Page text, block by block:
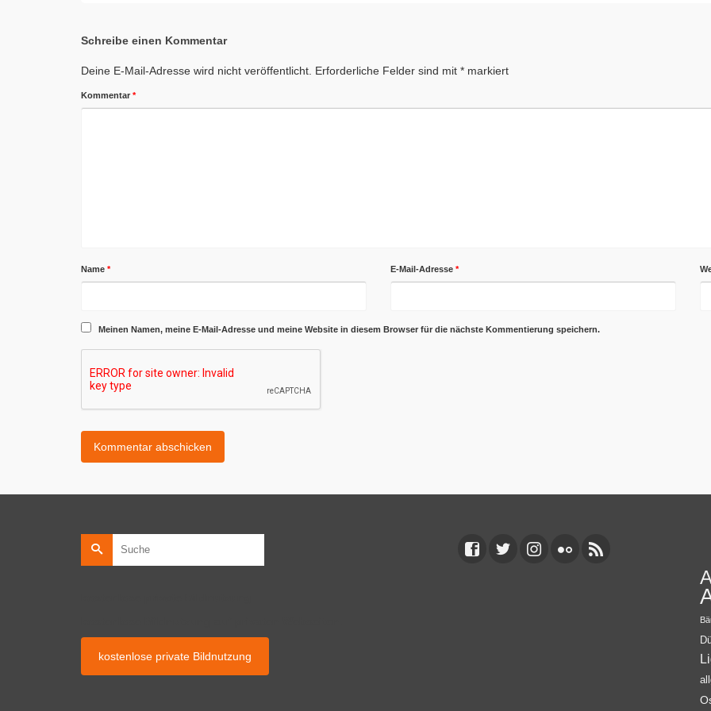
Schreibe einen Kommentar
Deine E-Mail-Adresse wird nicht veröffentlicht. Erforderliche Felder sind mit * markiert
Kommentar *
Name * E-Mail-Adresse *
Meinen Namen, meine E-Mail-Adresse und meine Website in diesem Browser für die nächste Kommentierung speichern.
Suche
nach:
kostenlose private Bildnutzung